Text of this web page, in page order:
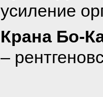
усиление
Крана Бо-
–